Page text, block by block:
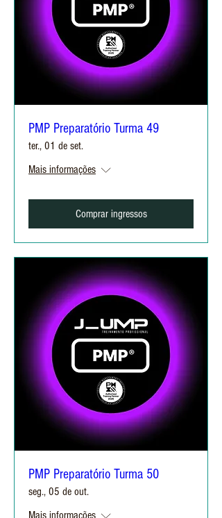
PMP Preparatório Turma 49
ter., 01 de set.
Mais informações
Comprar ingressos
PMP Preparatório Turma 50
seg., 05 de out.
Mais informações